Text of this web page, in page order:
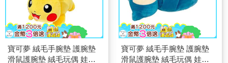
寶可夢 絨毛手腕墊 護腕墊
滑鼠護腕墊 絨毛玩偶 娃娃
寶可夢 絨毛手腕墊 護腕墊
滑鼠護腕墊 絨毛玩偶 娃娃